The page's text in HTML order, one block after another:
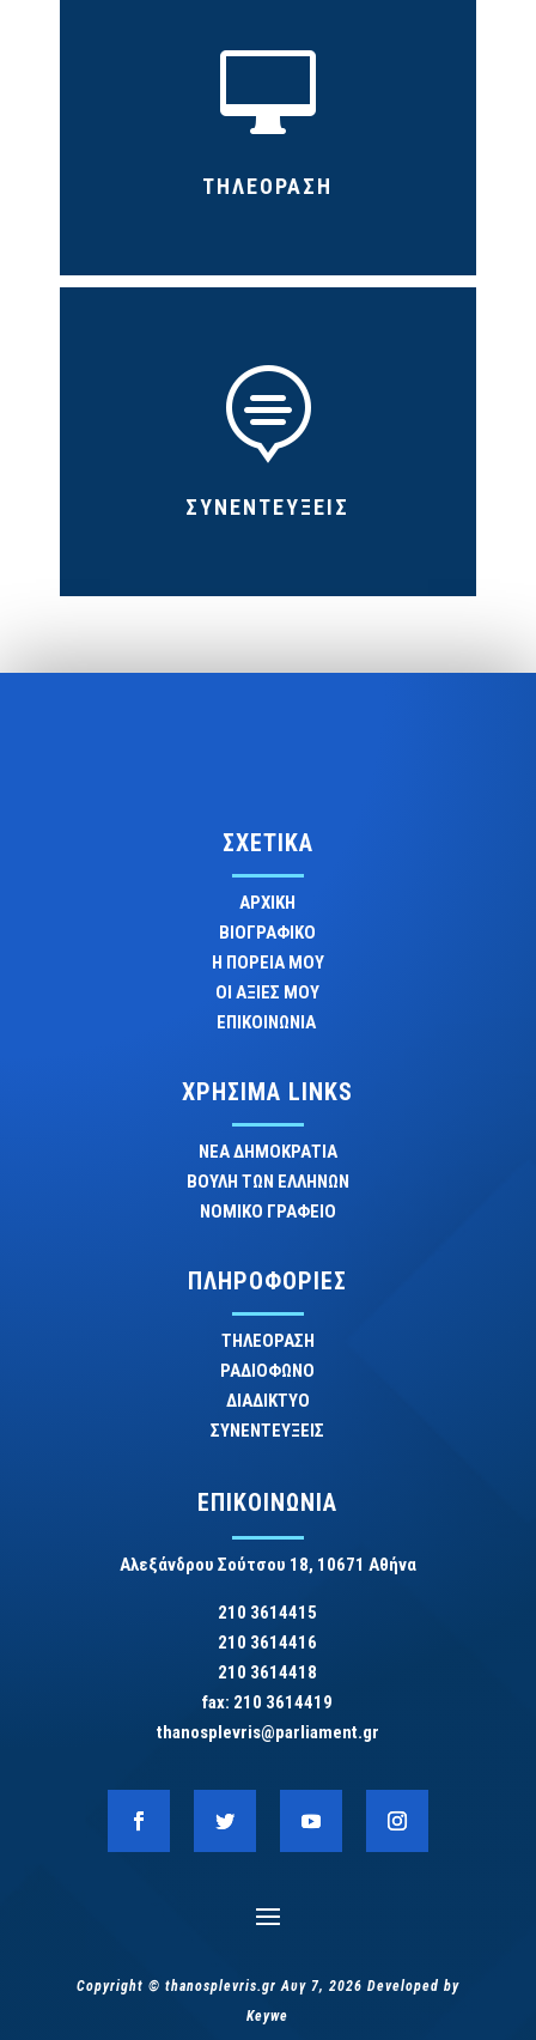

ΤΗΛΕΟΡΑΣΗ

ΣΥΝΕΝΤΕΥΞΕΙΣ
ΣΧΕΤΙΚΑ
ΑΡΧΙΚΗ
ΒΙΟΓΡΑΦΙΚΟ
Η ΠΟΡΕΙΑ ΜΟΥ
ΟΙ ΑΞΙΕΣ ΜΟΥ
ΕΠΙΚΟΙΝΩΝΙΑ
ΧΡΗΣΙΜΑ LINKS
ΝΕΑ ΔΗΜΟΚΡΑΤΙΑ
ΒΟΥΛΗ ΤΩΝ ΕΛΛΗΝΩΝ
ΝΟΜΙΚΟ ΓΡΑΦΕΙΟ
ΠΛΗΡΟΦΟΡΙΕΣ
ΤΗΛΕΟΡΑΣΗ
ΡΑΔΙΟΦΩΝΟ
ΔΙΑΔΙΚΤΥΟ
ΣΥΝΕΝΤΕΥΞΕΙΣ
ΕΠΙΚΟΙΝΩΝΙΑ
Αλεξάνδρου Σούτσου 18, 10671 Αθήνα
210 3614415
210 3614416
210 3614418
fax: 210 3614419
thanosplevris@parliament.gr
Copyright © thanosplevris.gr Αυγ 7, 2026 Developed by
Keywe